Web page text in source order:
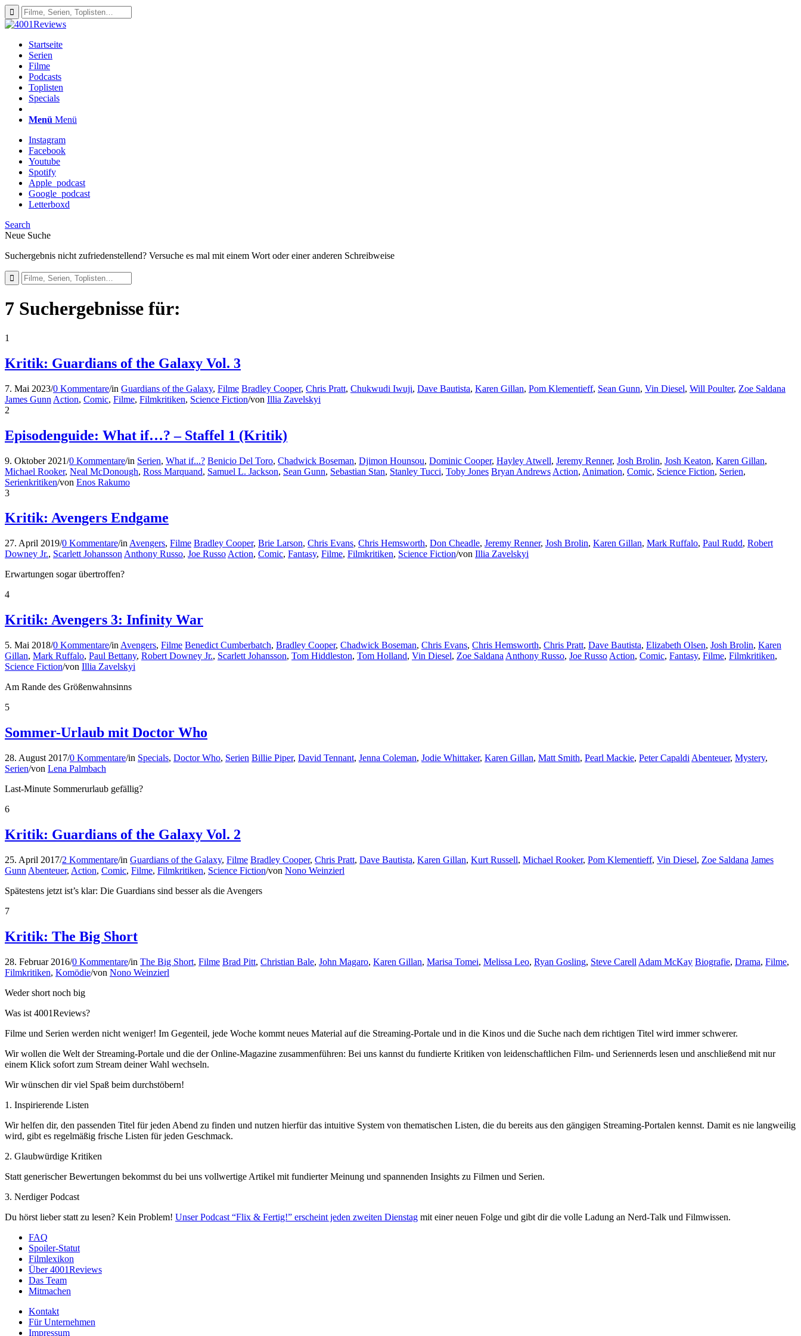
Startseite
Serien
Filme
Podcasts
Toplisten
Specials
Menü Menü
Instagram
Facebook
Youtube
Spotify
Apple_podcast
Google_podcast
Letterboxd
Search
Neue Suche
Suchergebnis nicht zufriedenstellend? Versuche es mal mit einem Wort oder einer anderen Schreibweise
7 Suchergebnisse für:
1
Kritik: Guardians of the Galaxy Vol. 3
7. Mai 2023/0 Kommentare/in Guardians of the Galaxy, Filme Bradley Cooper, Chris Pratt, Chukwudi Iwuji, Dave Bautista, Karen Gillan, Pom Klementieff, Sean Gunn, Vin Diesel, Will Poulter, Zoe Saldana
James Gunn Action, Comic, Filme, Filmkritiken, Science Fiction/von Illia Zavelskyi
2
Episodenguide: What if…? – Staffel 1 (Kritik)
9. Oktober 2021/0 Kommentare/in Serien, What if...? Benicio Del Toro, Chadwick Boseman, Djimon Hounsou, Dominic Cooper, Hayley Atwell, Jeremy Renner, Josh Brolin, Josh Keaton, Karen Gillan,
Michael Rooker, Neal McDonough, Ross Marquand, Samuel L. Jackson, Sean Gunn, Sebastian Stan, Stanley Tucci, Toby Jones Bryan Andrews Action, Animation, Comic, Science Fiction, Serien,
Serienkritiken/von Enos Rakumo
3
Kritik: Avengers Endgame
27. April 2019/0 Kommentare/in Avengers, Filme Bradley Cooper, Brie Larson, Chris Evans, Chris Hemsworth, Don Cheadle, Jeremy Renner, Josh Brolin, Karen Gillan, Mark Ruffalo, Paul Rudd, Robert
Downey Jr., Scarlett Johansson Anthony Russo, Joe Russo Action, Comic, Fantasy, Filme, Filmkritiken, Science Fiction/von Illia Zavelskyi
Erwartungen sogar übertroffen?
4
Kritik: Avengers 3: Infinity War
5. Mai 2018/0 Kommentare/in Avengers, Filme Benedict Cumberbatch, Bradley Cooper, Chadwick Boseman, Chris Evans, Chris Hemsworth, Chris Pratt, Dave Bautista, Elizabeth Olsen, Josh Brolin, Karen
Gillan, Mark Ruffalo, Paul Bettany, Robert Downey Jr., Scarlett Johansson, Tom Hiddleston, Tom Holland, Vin Diesel, Zoe Saldana Anthony Russo, Joe Russo Action, Comic, Fantasy, Filme, Filmkritiken,
Science Fiction/von Illia Zavelskyi
Am Rande des Größenwahnsinns
5
Sommer-Urlaub mit Doctor Who
28. August 2017/0 Kommentare/in Specials, Doctor Who, Serien Billie Piper, David Tennant, Jenna Coleman, Jodie Whittaker, Karen Gillan, Matt Smith, Pearl Mackie, Peter Capaldi Abenteuer, Mystery,
Serien/von Lena Palmbach
Last-Minute Sommerurlaub gefällig?
6
Kritik: Guardians of the Galaxy Vol. 2
25. April 2017/2 Kommentare/in Guardians of the Galaxy, Filme Bradley Cooper, Chris Pratt, Dave Bautista, Karen Gillan, Kurt Russell, Michael Rooker, Pom Klementieff, Vin Diesel, Zoe Saldana James
Gunn Abenteuer, Action, Comic, Filme, Filmkritiken, Science Fiction/von Nono Weinzierl
Spätestens jetzt ist’s klar: Die Guardians sind besser als die Avengers
7
Kritik: The Big Short
28. Februar 2016/0 Kommentare/in The Big Short, Filme Brad Pitt, Christian Bale, John Magaro, Karen Gillan, Marisa Tomei, Melissa Leo, Ryan Gosling, Steve Carell Adam McKay Biografie, Drama, Filme,
Filmkritiken, Komödie/von Nono Weinzierl
Weder short noch big
Was ist 4001Reviews?
Filme und Serien werden nicht weniger! Im Gegenteil, jede Woche kommt neues Material auf die Streaming-Portale und in die Kinos und die Suche nach dem richtigen Titel wird immer schwerer.
Wir wollen die Welt der Streaming-Portale und die der Online-Magazine zusammenführen: Bei uns kannst du fundierte Kritiken von leidenschaftlichen Film- und Seriennerds lesen und anschließend mit nur
einem Klick sofort zum Stream deiner Wahl wechseln.
Wir wünschen dir viel Spaß beim durchstöbern!
1. Inspirierende Listen
Wir helfen dir, den passenden Titel für jeden Abend zu finden und nutzen hierfür das intuitive System von thematischen Listen, die du bereits aus den gängigen Streaming-Portalen kennst. Damit es nie langweilig
wird, gibt es regelmäßig frische Listen für jeden Geschmack.
2. Glaubwürdige Kritiken
Statt generischer Bewertungen bekommst du bei uns vollwertige Artikel mit fundierter Meinung und spannenden Insights zu Filmen und Serien.
3. Nerdiger Podcast
Du hörst lieber statt zu lesen? Kein Problem! Unser Podcast “Flix & Fertig!” erscheint jeden zweiten Dienstag mit einer neuen Folge und gibt dir die volle Ladung an Nerd-Talk und Filmwissen.
FAQ
Spoiler-Statut
Filmlexikon
Über 4001Reviews
Das Team
Mitmachen
Kontakt
Für Unternehmen
Impressum